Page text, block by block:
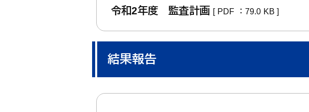
令和2年度 監査計画 [ PDF ：79.0 KB ]
結果報告